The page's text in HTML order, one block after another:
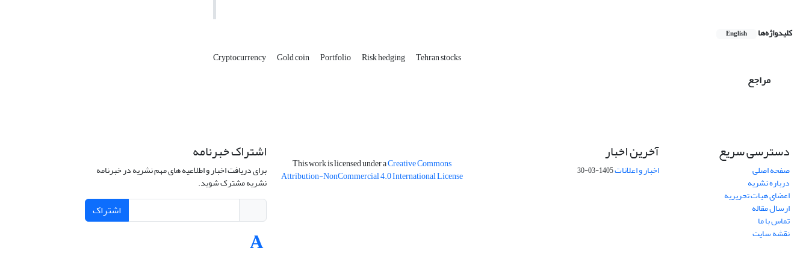
کلیدواژه‌ها English
Cryptocurrency Gold coin Portfolio Risk hedging Tehran stocks
مراجع
دسترسی سریع
صفحه اصلی
درباره نشریه
اعضای هیات تحریریه
ارسال مقاله
تماس با ما
نقشه سایت
آخرین اخبار
اخبار و اعلانات1405-03-30
This work is licensed under aCreative Commons
Attribution-NonCommercial 4.0 International License
اشتراک خبرنامه
برای دریافت اخبار و اطلاعیه های مهم نشریه در خبرنامه
نشریه مشترک شوید.
اشتراک